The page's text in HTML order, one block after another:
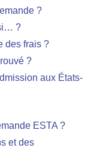
?
?
des frais ?
?
aux États-
ESTA ?
et des